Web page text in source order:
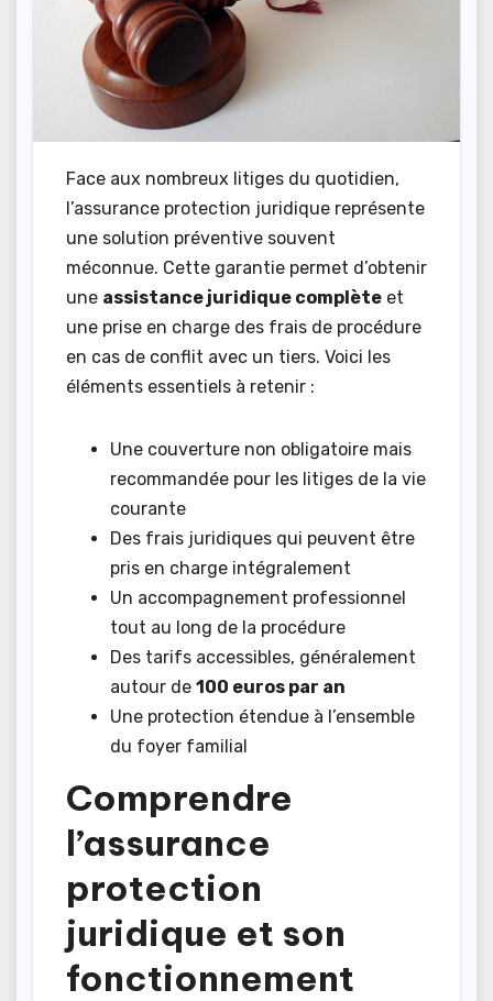
Face aux nombreux litiges du quotidien,
l’assurance protection juridique représente
une solution préventive souvent
méconnue. Cette garantie permet d’obtenir
une assistance juridique complète et
une prise en charge des frais de procédure
en cas de conflit avec un tiers. Voici les
éléments essentiels à retenir :
Une couverture non obligatoire mais
recommandée pour les litiges de la vie
courante
Des frais juridiques qui peuvent être
pris en charge intégralement
Un accompagnement professionnel
tout au long de la procédure
Des tarifs accessibles, généralement
autour de 100 euros par an
Une protection étendue à l’ensemble
du foyer familial
Comprendre
l’assurance
protection
juridique et son
fonctionnement